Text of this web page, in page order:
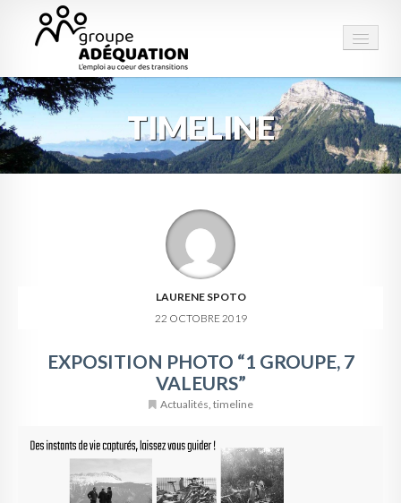
LE GROUPE
STRUCTURES
TIMELINE
LAURENE SPOTO
22 OCTOBRE 2019
EXPOSITION PHOTO “1 GROUPE, 7
VALEURS”
Actualités timeline